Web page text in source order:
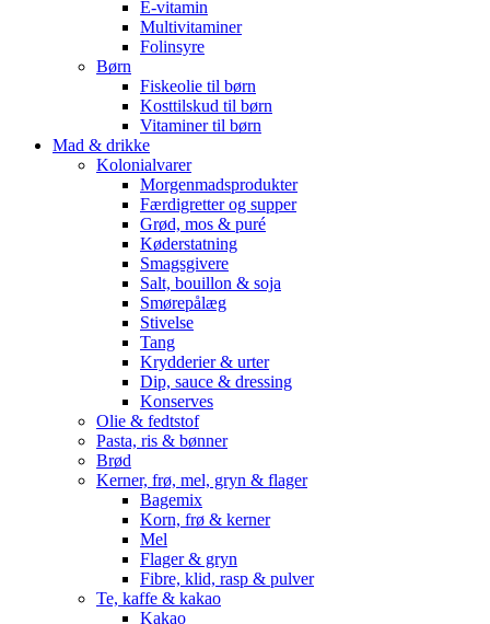
E-vitamin
Multivitaminer
Folinsyre
Børn
Fiskeolie til børn
Kosttilskud til børn
Vitaminer til børn
Mad & drikke
Kolonialvarer
Morgenmadsprodukter
Færdigretter og supper
Grød, mos & puré
Køderstatning
Smagsgivere
Salt, bouillon & soja
Smørepålæg
Stivelse
Tang
Krydderier & urter
Dip, sauce & dressing
Konserves
Olie & fedtstof
Pasta, ris & bønner
Brød
Kerner, frø, mel, gryn & flager
Bagemix
Korn, frø & kerner
Mel
Flager & gryn
Fibre, klid, rasp & pulver
Te, kaffe & kakao
Kakao